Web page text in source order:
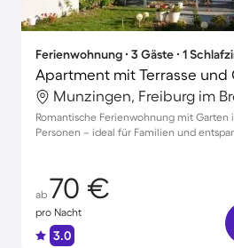
Ferienwohnung ∙ 3 Gäste ∙ 1
Apartment mit Terrasse und
Romantische Ferienwohnung mit Garten
Personen – ideal für Familien und
ab 70 €
pro Nacht
3.0